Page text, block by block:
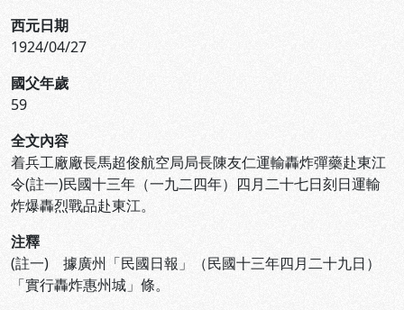
西元日期
1924/04/27
國父年歲
59
全文內容
着兵工廠廠長馬超俊航空局局長陳友仁運輸轟炸彈藥赴東江
令(註一)民國十三年（一九二四年）四月二十七日刻日運輸
炸爆轟烈戰品赴東江。
注釋
(註一) 據廣州「民國日報」（民國十三年四月二十九日）
「實行轟炸惠州城」條。